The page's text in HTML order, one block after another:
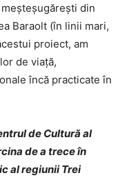
din
Baraolt (în linii mari,
proiect, am
de viață,
încă practicate în
de Cultură al
de a trece în
al regiunii Trei